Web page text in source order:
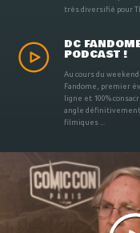
très diversifié pour
DC
PODCAST !
Au cours du
Fandome, premier
ligne et 100%
angle
filmiques ...